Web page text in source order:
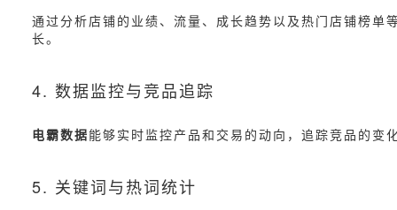
通过分析店铺的业绩、流量、成长趋势以及热门店铺榜单
长。
4. 数据监控与竞品追踪
电霸数据能够实时监控产品和交易的动向，追踪竞品的
5. 关键词与热词统计